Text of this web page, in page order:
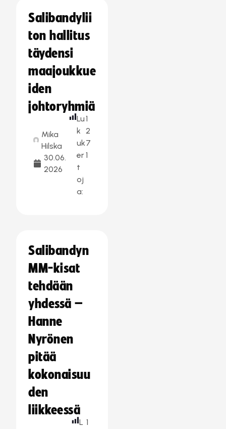
Salibandylii
ton hallitus
täydensi
maajoukkue
iden
johtoryhmiä
Mika
Hilska
30.06.
2026
Lu
k
uk
er
t
oj
a:
1
2
7
1
Salibandyn
MM-kisat
tehdään
yhdessä –
Hanne
Nyrönen
pitää
kokonaisuu
den
liikkeessä
L 1